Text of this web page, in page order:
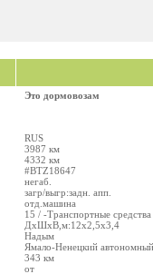
Это дормовозам
RUS
3987 км
4332 км
#BTZ18647
негаб.
загр/выгр:задн. апп.
отд.машина
15 / -Транспортные средства
ДxШxВ,м:12x2,5x3,4
Надым
Ямало-Ненецкий
343 км
от